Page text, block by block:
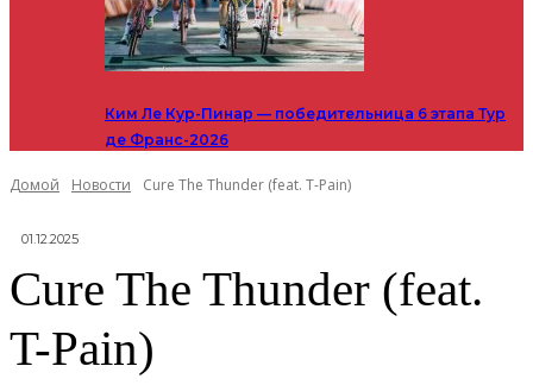
Ким Ле Кур-Пинар — победительница 6 этапа Тур
де Франс-2026
Домой Новости Cure The Thunder (feat. T-Pain)
01.12.2025
Cure The Thunder (feat.
T-Pain)